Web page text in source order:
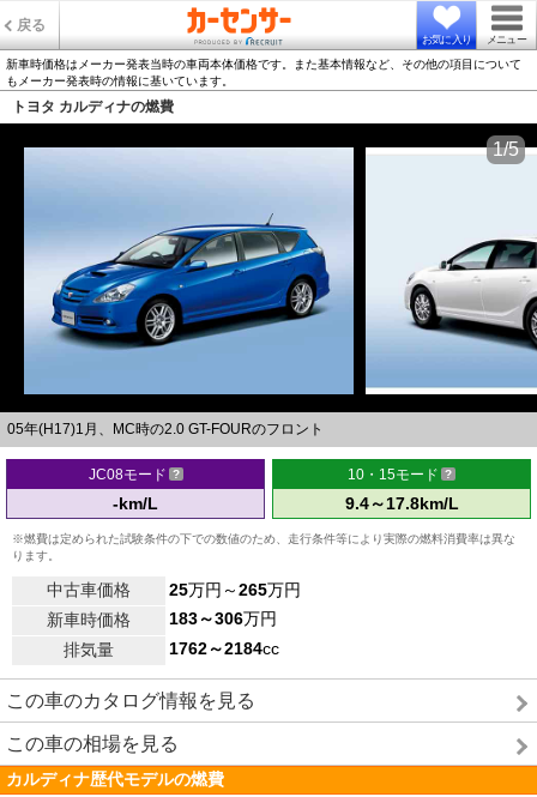
戻る
お気に入り メニュー
新車時価格はメーカー発表当時の車両本体価格です。また基本情報など、その他の項目について
もメーカー発表時の情報に基いています。
トヨタ カルディナの燃費
05年(H17)1月、MC時の2.0 GT-FOURのフロント
1/5
JC08モード
-km/L
10・15モード
9.4～17.8km/L
※燃費は定められた試験条件の下での数値のため、走行条件等により実際の燃料消費率は異な
ります。
中古車価格 25万円～265万円
新車時価格
183～306万円
排気量
1762～2184cc
この車のカタログ情報を見る
この車の相場を見る
カルディナ歴代モデルの燃費